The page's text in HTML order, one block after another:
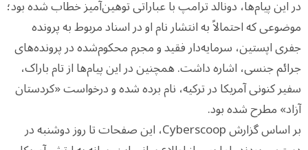
در این پیام‌ها، دونالد ترامپ با عباراتی توهین‌آمیز خطاب شده بود؛
موضوعی که احتمالاً به انتشار نام او در اسناد مربوط به پرونده
جفری اپستین، سرمایه‌دار فقید و مجرم محکوم‌شده در پرونده‌های
جرائم جنسی، اشاره داشت. همچنین در این پیام‌ها از تام باراک،
سفیر کنونی آمریکا در ترکیه، نام برده شده و درخواست «کردستان
آزاد» مطرح شده بود.
بر اساس گزارش Cyberscoop، این صفحات تا روز دوشنبه در